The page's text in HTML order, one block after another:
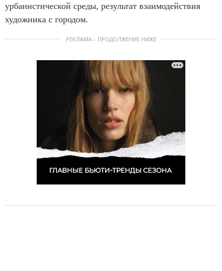
урбанистической среды, результат взаимодействия
художника с городом.
РЕКЛАМА – ПРОДОЛЖЕНИЕ НИЖЕ